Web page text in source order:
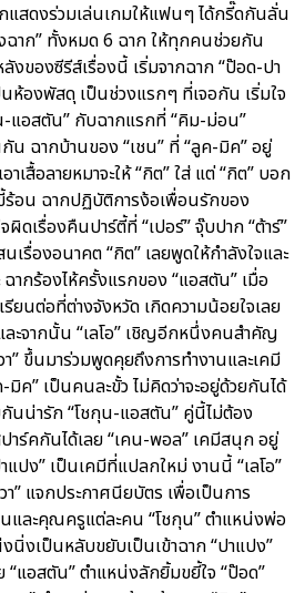
แสดงร่วมเล่นเกมให้แฟนๆ ได้กรี๊ดกันลั่น
ฉาก” ทั้งหมด 6 ฉาก ให้ทุกคนช่วยกัน
งของซีรีส์เรื่องนี้ เริ่มจากฉาก “ป๊อด-ปา
ห้องพัสดุ เป็นช่วงแรกๆ ที่เจอกัน เริ่มใจ
-แอสตัน” กับฉากแรกที่ “คิม-ม่อน”
น ฉากบ้านของ “เชน” ที่ “ลูค-มิค” อยู่
เสื้อลายหมาจะให้ “กิต” ใส่ แต่ “กิต” บอก
ร้อน ฉากปฏิบัติการง้อเพื่อนรักของ
ผิดเรื่องคืนปาร์ตี้ที่ “เปอร์” จุ๊บปาก “ต้าร์”
เรื่องอนาคต “กิต” เลยพูดให้กำลังใจและ
ากร้องไห้ครั้งแรกของ “แอสตัน” เมื่อ
รียนต่อที่ต่างจังหวัด เกิดความน้อยใจเลย
ละจากนั้น “เลโอ” เชิญอีกหนึ่งคนสำคัญ
” ขึ้นมาร่วมพูดคุยถึงการทำงานและเคมี
ค” เป็นคนละขั้ว ไม่คิดว่าจะอยู่ด้วยกันได้
นน่ารัก “โชกุน-แอสตัน” คู่นี้ไม่ต้อง
ร์คกันได้เลย “เคน-พอล” เคมีสนุก อยู่
ปง” เป็นเคมีที่แปลกใหม่ งานนี้ “เลโอ”
า” แจกประกาศนียบัตร เพื่อเป็นการ
ละคุณครูแต่ละคน “โชกุน” ตำแหน่งพ่อ
นิ่งเป็นหลับขยับเป็นเข้าฉาก “ปาแปง”
“แอสตัน” ตำแหน่งลักยิ้มขยี้ใจ “ป๊อด”